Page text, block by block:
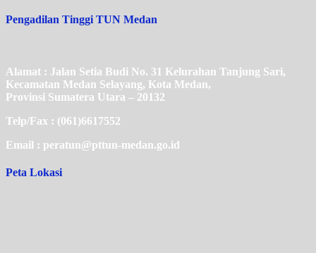
Pengadilan Tinggi TUN Medan
Alamat : Jalan Setia Budi No. 31 Kelurahan Tanjung Sari,
Kecamatan Medan Selayang, Kota Medan,
Provinsi Sumatera Utara – 20132
Telp/Fax : (061)6617552
Email : peratun@pttun-medan.go.id
Peta Lokasi